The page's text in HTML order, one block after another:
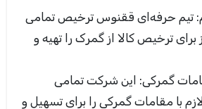
تیم حرفه‌ای ققنوس ترخیص تمامی
برای ترخیص کالا از گمرک را تهیه و
گمرکی: این شرکت تمامی
با مقامات گمرکی را برای تسهیل و